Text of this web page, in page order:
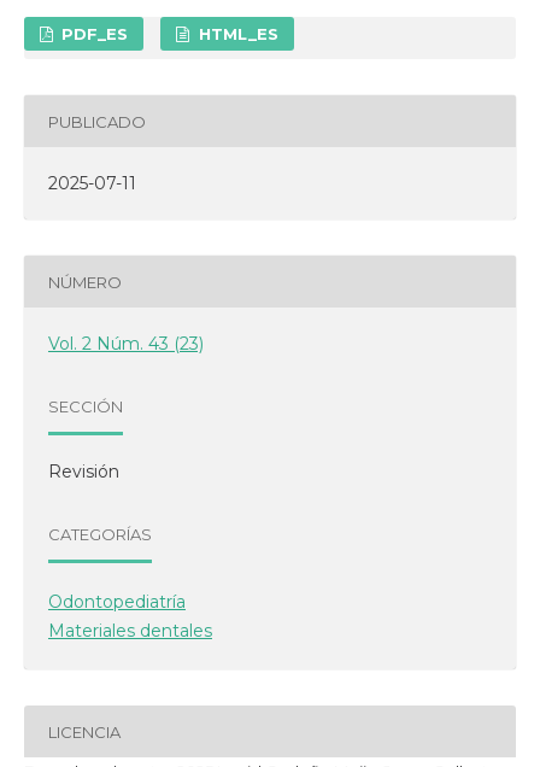
PDF_ES HTML_ES
PUBLICADO
2025-07-11
NÚMERO
Vol. 2 Núm. 43 (23)
SECCIÓN
Revisión
CATEGORÍAS
Odontopediatría
Materiales dentales
LICENCIA